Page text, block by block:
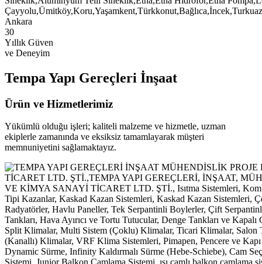
30
Yıllık Güven
ve Deneyim
Tempa Yapı Gereçleri İnşaat
Ürün ve Hizmetlerimiz
Yükümlü olduğu işleri; kaliteli malzeme ve hizmetle, uzman
ekiplerle zamanında ve eksiksiz tamamlayarak müşteri
memnuniyetini sağlamaktayız.